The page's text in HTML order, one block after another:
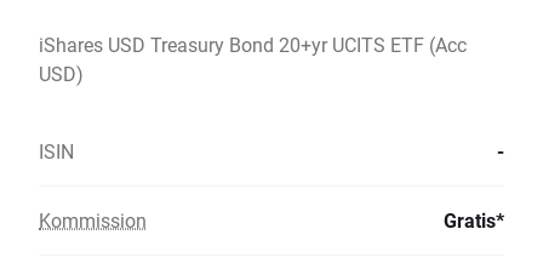
iShares USD Treasury Bond 20+yr UCITS ETF (Acc
USD)
ISIN -
Kommission Gratis*